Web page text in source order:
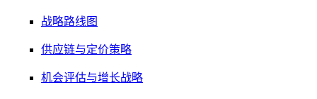
战略路线图
供应链与定价策略
机会评估与增长战略